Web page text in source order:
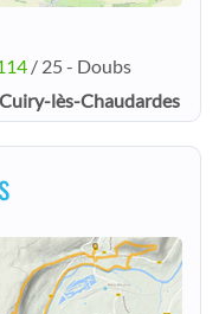
/ 25 - Doubs
Cuiry-lès-Chaudardes